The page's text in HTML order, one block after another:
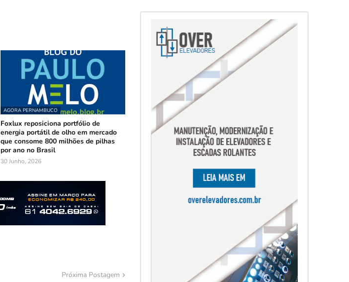
AGORA PERNAMBUCO
Foxlux reposiciona portfólio de
energia portátil de olho em mercado
que consome 800 milhões de pilhas
por ano no Brasil
30 Junho, 2026
Próxima Postagem